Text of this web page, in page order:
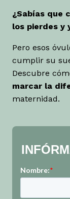
¿Sabías que
los pierdes y
Pero esos
cumplir su
Descubre
marcar la
maternidad.